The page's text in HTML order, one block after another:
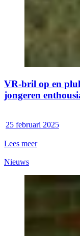
VR-bril op en
jongeren
25 februari 2025
Lees meer
Nieuws